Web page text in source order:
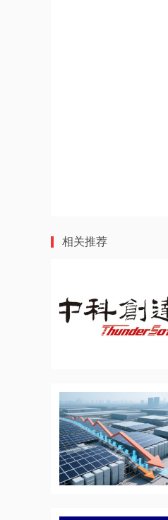
相关推荐